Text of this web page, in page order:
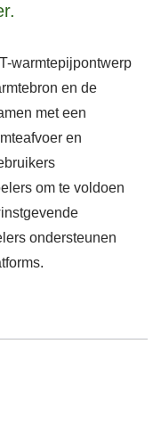
warmtepijpontwerp
en de
met een
en
om te voldoen
ondersteunen